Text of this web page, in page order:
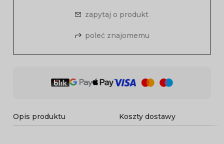
zapytaj o produkt
poleć znajomemu
Opis produktu Koszty dostawy